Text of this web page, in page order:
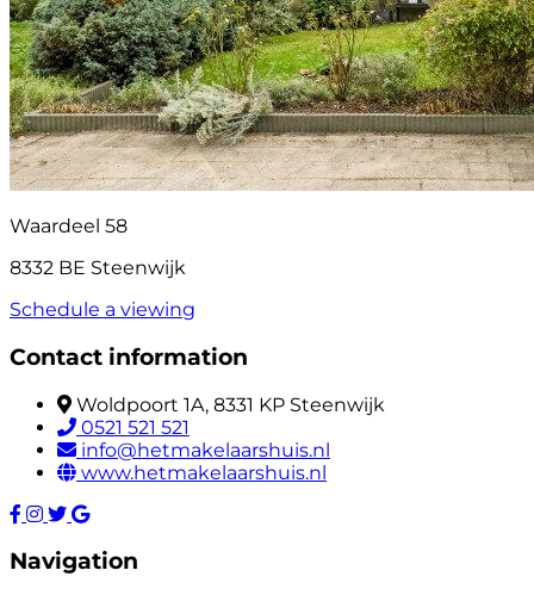
Waardeel 58
8332 BE Steenwijk
Schedule a viewing
Contact information
Woldpoort 1A, 8331 KP Steenwijk
0521 521 521
info@hetmakelaarshuis.nl
www.hetmakelaarshuis.nl
Navigation